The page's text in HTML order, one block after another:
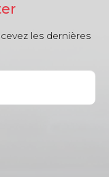
les dernières